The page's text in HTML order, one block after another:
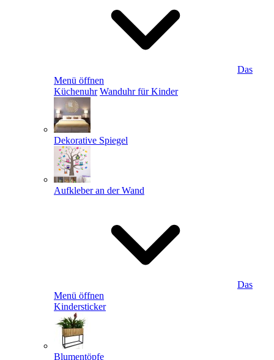
Das
Menü öffnen
Küchenuhr Wanduhr für Kinder
Dekorative Spiegel
Aufkleber an der Wand
Das
Menü öffnen
Kindersticker
Blumentöpfe